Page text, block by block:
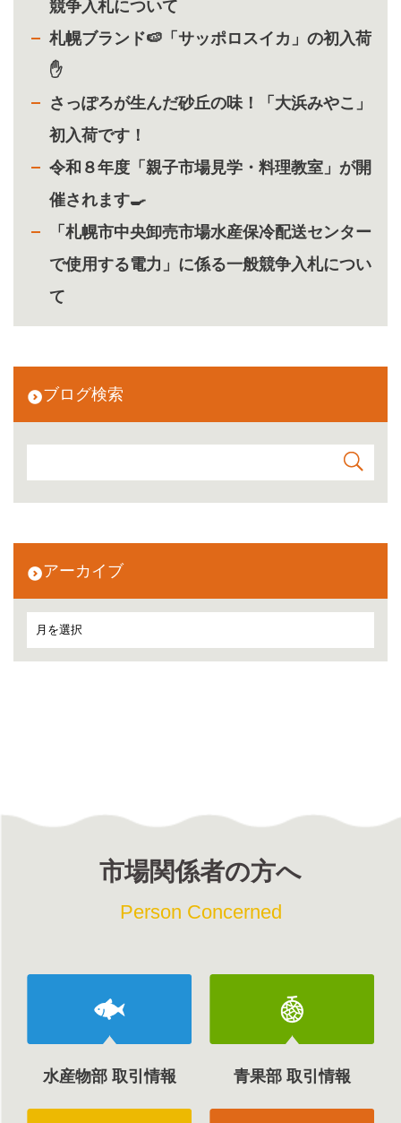
競争入札について
札幌ブランド🍉「サッポロスイカ」の初入荷
✋
さっぽろが生んだ砂丘の味！「大浜みやこ」
初入荷です！
令和８年度「親子市場見学・料理教室」が開
催されます🍳
「札幌市中央卸売市場水産保冷配送センター
で使用する電力」に係る一般競争入札につい
て
ブログ検索
アーカイブ
市場関係者の方へ
Person Concerned
水産物部 取引情報 青果部 取引情報